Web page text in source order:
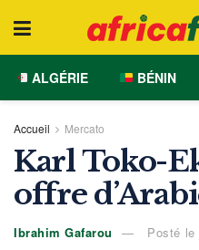
ALGÉRIE BÉNIN
Accueil Mercato
Karl Toko-
offre
Ibrahim Gafarou Posté le